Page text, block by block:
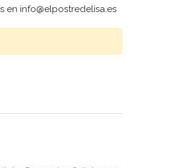
en info@elpostredelisa.es